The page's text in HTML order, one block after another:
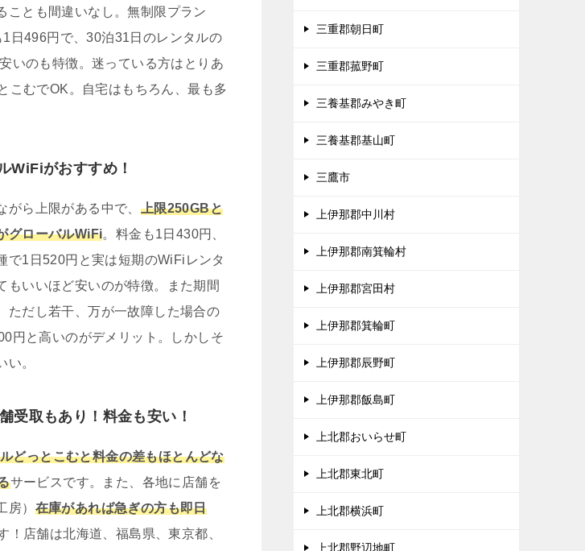
ことも間違いなし。無制限プラン
1日496円で、30泊31日のレンタルの
いのも特徴。迷っている方はとりあ
こむでOK。自宅はもちろん、最も多
WiFiがおすすめ！
ら上限がある中で、 上限250GBと
グローバルWiFi。料金も1日430円、
で1日520円と実は短期のWiFiレンタ
もいいほど安いのが特徴。また期間
ただし若干、万が一故障した場合の
円と高いのがデメリット。しかしそ
い。
受取もあり！料金も安い！
どっとこむと料金の差もほとんどな
サービスです。また、各地に店舗を
房） 在庫があれば急ぎの方も即日
！店舗は北海道、福島県、東京都、
三重郡朝日町
三重郡菰野町
三養基郡みやき町
三養基郡基山町
三鷹市
上伊那郡中川村
上伊那郡南箕輪村
上伊那郡宮田村
上伊那郡箕輪町
上伊那郡辰野町
上伊那郡飯島町
上北郡おいらせ町
上北郡東北町
上北郡横浜町
上北郡野辺地町